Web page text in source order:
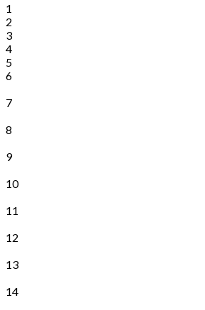
1
2
3
4
5
6
7
8
9
10
11
12
13
14